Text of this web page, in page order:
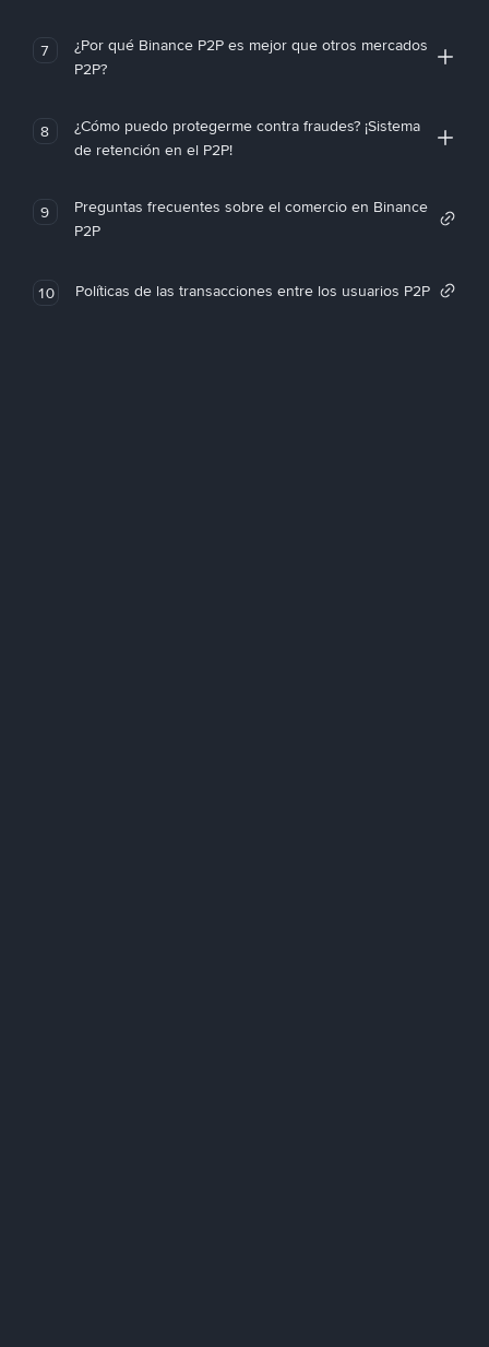
7
¿Por qué Binance P2P es mejor que otros mercados
P2P?
8
¿Cómo puedo protegerme contra fraudes? ¡Sistema
de retención en el P2P!
9
Preguntas frecuentes sobre el comercio en Binance
P2P
10 Políticas de las transacciones entre los usuarios P2P